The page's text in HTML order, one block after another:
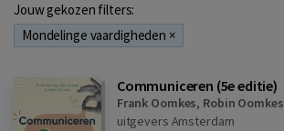
Jouw gekozen filters:
Mondelinge vaardigheden ×
Communiceren (5e editie)
Frank Oomkes, Robin Oomkes
uitgevers Amsterdam